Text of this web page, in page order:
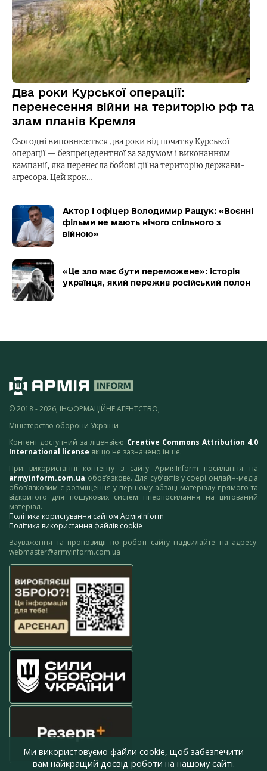
Два роки Курської операції:
перенесення війни на територію рф та
злам планів Кремля
Сьогодні виповнюється два роки від початку Курської
операції — безпрецедентної за задумом і виконанням
кампанії, яка перенесла бойові дії на територію держави-
агресора. Цей крок…
Актор і офіцер Володимир Ращук: «Воєнні
фільми не мають нічого спільного з
війною»
«Це зло має бути переможене»: історія
українця, який пережив російський полон
© 2018 - 2026, ІНФОРМАЦІЙНЕ АГЕНТСТВО,
Міністерство оборони України
Контент доступний за ліцензією Creative Commons Attribution 4.0
International license якщо не зазначено інше.
При використанні контенту з сайту АрміяInform посилання на
armyinform.com.ua обов’язкове. Для суб’єктів у сфері онлайн-медіа
обов’язковим є розміщення у першому абзаці матеріалу прямого та
відкритого для пошукових систем гіперпосилання на цитований
матеріал.
Політика користування сайтом АрміяInform
Політика використання файлів cookie
Зауваження та пропозиції по роботі сайту надсилайте на адресу:
webmaster@armyinform.com.ua
Ми використовуємо файли cookie, щоб забезпечити
вам найкращий досвід роботи на нашому сайті.